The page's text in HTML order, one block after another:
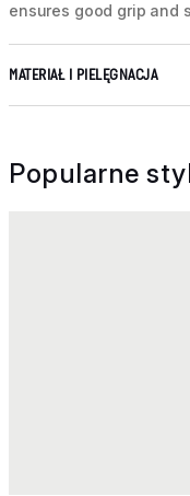
ensures good grip and
MATERIAŁ I PIELĘGNACJA
Popularne